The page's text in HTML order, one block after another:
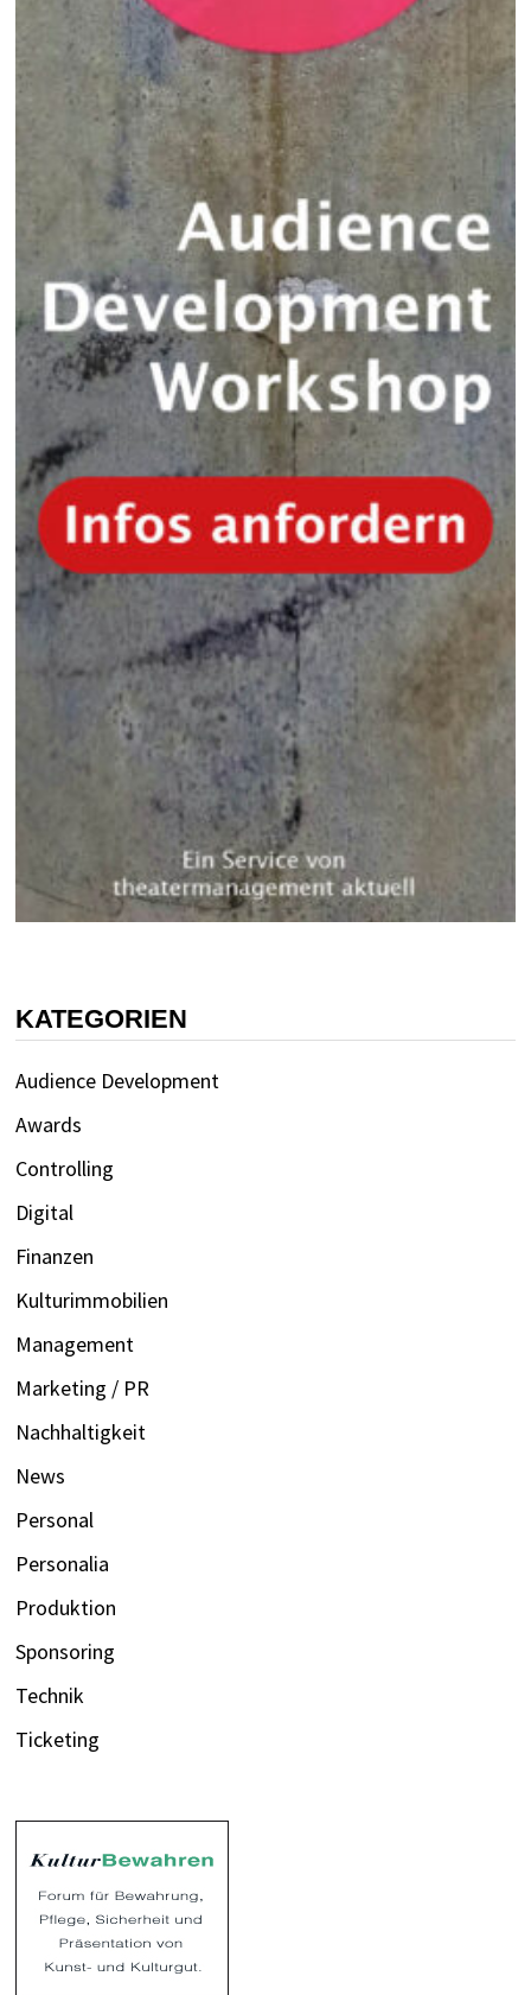
KATEGORIEN
Audience Development
Awards
Controlling
Digital
Finanzen
Kulturimmobilien
Management
Marketing / PR
Nachhaltigkeit
News
Personal
Personalia
Produktion
Sponsoring
Technik
Ticketing